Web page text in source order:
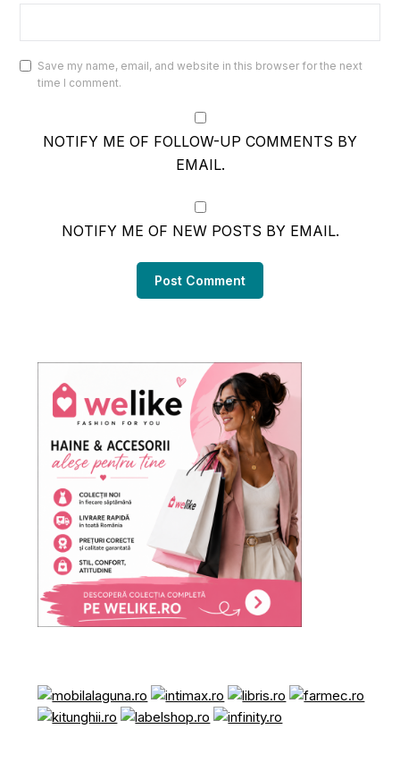
Save my name, email, and website in this browser for the next
time I comment.
NOTIFY ME OF FOLLOW-UP COMMENTS BY
EMAIL.
NOTIFY ME OF NEW POSTS BY EMAIL.